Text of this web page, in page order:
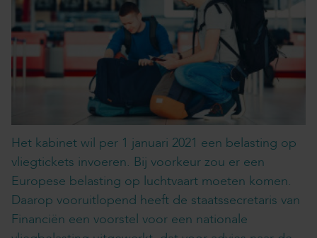
Het kabinet wil per 1 januari 2021 een belasting op
vliegtickets invoeren. Bij voorkeur zou er een
Europese belasting op luchtvaart moeten komen.
Daarop vooruitlopend heeft de staatssecretaris van
Financiën een voorstel voor een nationale